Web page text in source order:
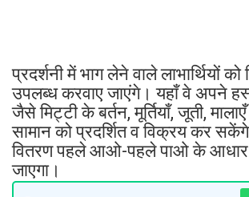
प्रदर्शनी में भाग लेने वाले लाभार्थियों
उपलब्ध करवाए जाएंगे। यहाँ वे अपने
जैसे मिट्टी के बर्तन, मूर्तियाँ, जूती,
सामान को प्रदर्शित व विक्रय कर
वितरण पहले आओ-पहले पाओ के आधार
जाएगा।